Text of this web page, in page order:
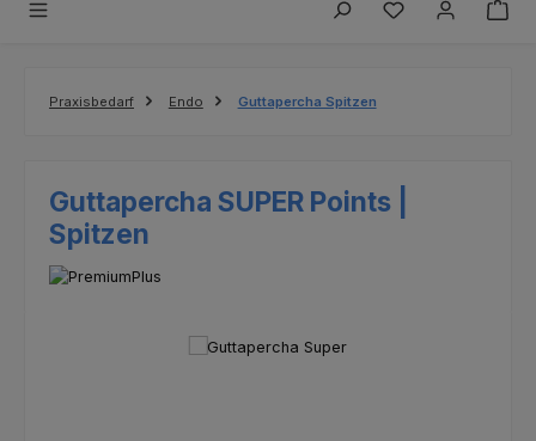
Du hast 0
Praxisbedarf Endo Guttapercha Spitzen
Guttapercha SUPER Points |
Spitzen
Bildergalerie überspringen